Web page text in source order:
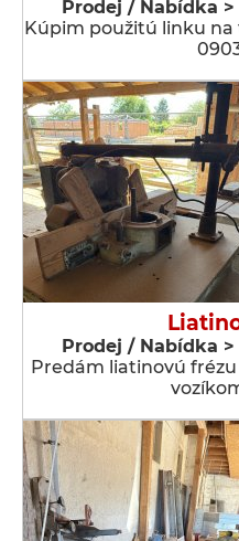
Prodej / Nabídka
Kúpim použitú linku
Prodej / Nabídka
Predám liatinovú